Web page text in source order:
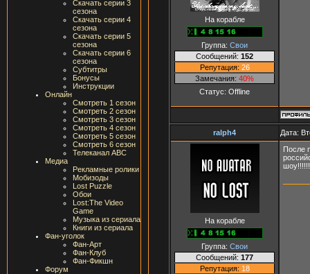
Скачать серии 3
сезона
Скачать серии 4
сезона
Скачать серии 5
сезона
Скачать серии 6
сезона
Субтитры
Бонусы
Инструкции
Онлайн
Смотреть 1 сезон
Смотреть 2 сезон
Смотреть 3 сезон
Смотреть 4 сезон
Смотреть 5 сезон
Смотреть 6 сезон
Телеканал ABC
Медиа
Рекламные ролики
Мобизоды
Lost Puzzle
Обои
Lost:The Video
Game
Музыка из сериала
Книги из сериала
Фан-уголок
Фан-Арт
Фан-Клуб
Фан-Фикшн
Форум
На корабле
Группа: Свои
Сообщений: 152
Репутация: 26
Замечания: 40%
Статус: Offline
ralph4 Дата:
На корабле
Группа: Свои
Сообщений: 177
Репутация: 18
После